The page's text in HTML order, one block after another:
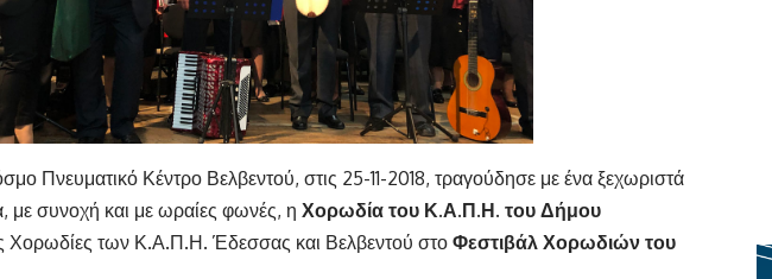
Πνευματικό Κέντρο Βελβεντού, στις 25-11-2018, τραγούδησε με ένα ξεχωριστά
με συνοχή και με ωραίες φωνές, η Χορωδία του Κ.Α.Π.Η. του Δήμου
Χορωδίες των Κ.Α.Π.Η. Έδεσσας και Βελβεντού στο Φεστιβάλ Χορωδιών του